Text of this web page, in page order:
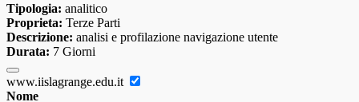
Tipologia: analitico
Proprieta: Terze Parti
Descrizione: analisi e profilazione navigazione utente
Durata: 7 Giorni
www.iislagrange.edu.it
Nome